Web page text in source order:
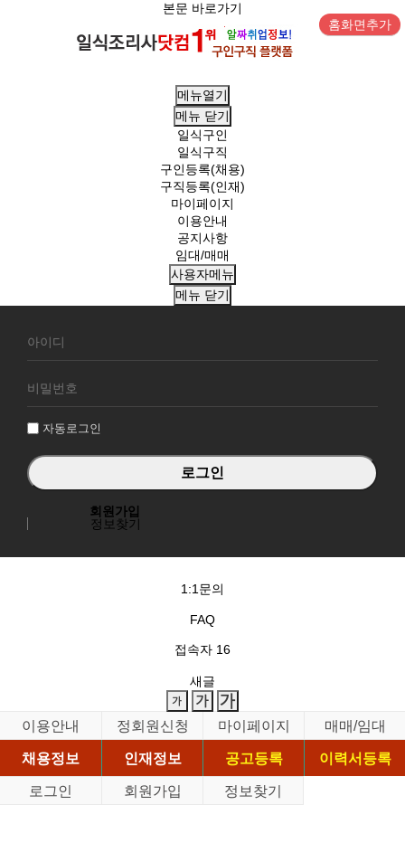
본문 바로가기
홈화면추가
메뉴열기
메뉴 닫기
일식구인
일식구직
구인등록(채용)
구직등록(인재)
마이페이지
이용안내
공지사항
임대/매매
사용자메뉴
메뉴 닫기
원
그
자동로그인
회원가입
정보찾기
1:1문의
FAQ
접속자 16
새글
이용안내 정회원신청 마이페이지
매매/임대
채용정보
인재정보 공고등록
이력서등록
로그인
회원가입 정보찾기